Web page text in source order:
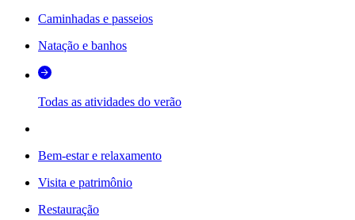
Caminhadas e passeios
Natação e banhos
Todas as atividades do verão
Bem-estar e relaxamento
Visita e patrimônio
Restauração